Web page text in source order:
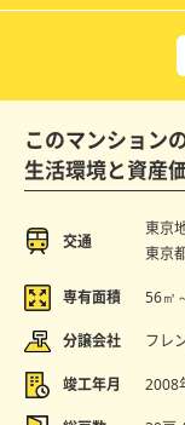
このマンション
生活環境と資産
交通
東京
東京
専有面積 56㎡
分譲会社 フレ
竣工年月 2008